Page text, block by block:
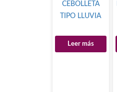
CEBOLLETA
TIPO LLUVIA
Leer más